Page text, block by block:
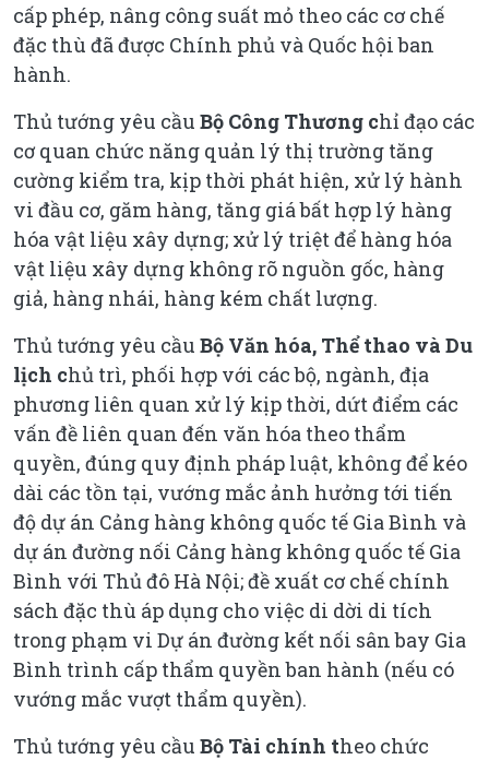
cấp phép, nâng công suất mỏ theo các cơ chế
đặc thù đã được Chính phủ và Quốc hội ban
hành.
Thủ tướng yêu cầu Bộ Công Thương chỉ đạo các
cơ quan chức năng quản lý thị trường tăng
cường kiểm tra, kịp thời phát hiện, xử lý hành
vi đầu cơ, găm hàng, tăng giá bất hợp lý hàng
hóa vật liệu xây dựng; xử lý triệt để hàng hóa
vật liệu xây dựng không rõ nguồn gốc, hàng
giả, hàng nhái, hàng kém chất lượng.
Thủ tướng yêu cầu Bộ Văn hóa, Thể thao và Du
lịch chủ trì, phối hợp với các bộ, ngành, địa
phương liên quan xử lý kịp thời, dứt điểm các
vấn đề liên quan đến văn hóa theo thẩm
quyền, đúng quy định pháp luật, không để kéo
dài các tồn tại, vướng mắc ảnh hưởng tới tiến
độ dự án Cảng hàng không quốc tế Gia Bình và
dự án đường nối Cảng hàng không quốc tế Gia
Bình với Thủ đô Hà Nội; đề xuất cơ chế chính
sách đặc thù áp dụng cho việc di dời di tích
trong phạm vi Dự án đường kết nối sân bay Gia
Bình trình cấp thẩm quyền ban hành (nếu có
vướng mắc vượt thẩm quyền).
Thủ tướng yêu cầu Bộ Tài chính theo chức